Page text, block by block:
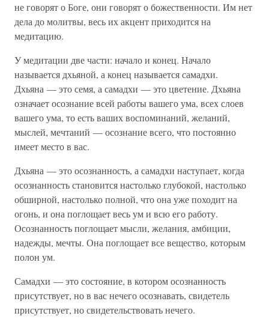
не говорят о Боге, они говорят о божественности. Им нет
дела до молитвы, весь их акцент приходится на
медитацию.
У медитации две части: начало и конец. Начало
называется дхьяной, а конец называется самадхи.
Дхьяна — это семя, а самадхи — это цветение. Дхьяна
означает осознание всей работы вашего ума, всех слоев
вашего ума, то есть ваших воспоминаний, желаний,
мыслей, мечтаний — осознание всего, что постоянно
имеет место в вас.
Дхьяна — это осознанность, а самадхи наступает, когда
осознанность становится настолько глубокой, настолько
обширной, настолько полной, что она уже походит на
огонь, и она поглощает весь ум и всю его работу.
Осознанность поглощает мысли, желания, амбиции,
надежды, мечты. Она поглощает все вещество, которым
полон ум.
Самадхи — это состояние, в котором осознанность
присутствует, но в вас нечего осознавать, свидетель
присутствует, но свидетельствовать нечего.